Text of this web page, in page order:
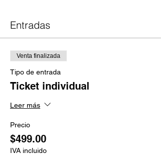
Entradas
Venta finalizada
Tipo de entrada
Ticket individual
Leer más
Precio
$499.00
IVA incluido